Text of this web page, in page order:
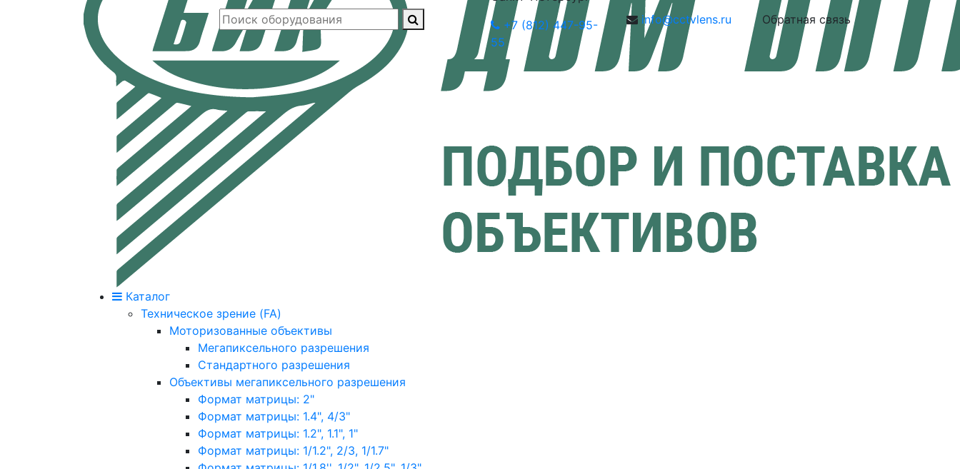
+7 (812) 447-95-
55
info@cctvlens.ru Обратная связь
Каталог
Техническое зрение (FA)
Моторизованные объективы
Мегапиксельного разрешения
Стандартного разрешения
Объективы мегапиксельного разрешения
Формат матрицы: 2"
Формат матрицы: 1.4", 4/3"
Формат матрицы: 1.2", 1.1", 1"
Формат матрицы: 1/1.2", 2/3, 1/1.7"